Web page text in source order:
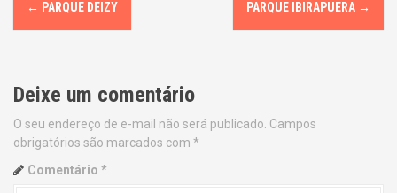
o
t
n
a
← PARQUE DEIZY PARQUE IBIRAPUERA →
Deixe um comentário
O seu endereço de e-mail não será publicado. Campos
obrigatórios são marcados com *
Comentário *